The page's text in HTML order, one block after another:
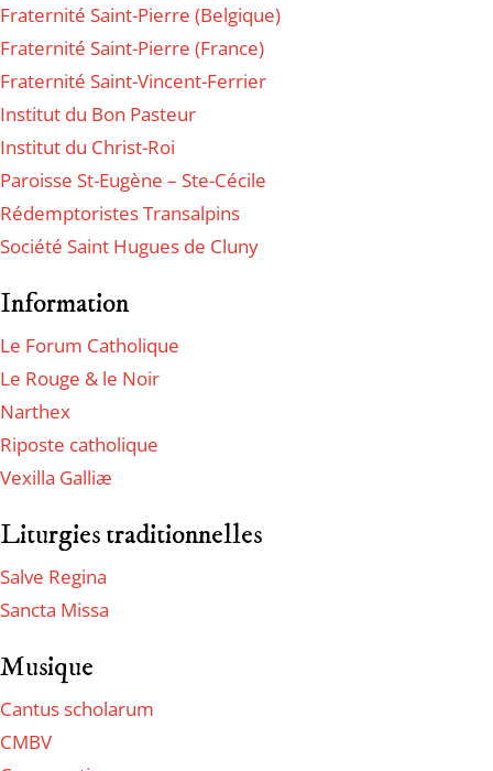
Fraternité Saint-Pierre (Belgique)
Fraternité Saint-Pierre (France)
Fraternité Saint-Vincent-Ferrier
Institut du Bon Pasteur
Institut du Christ-Roi
Paroisse St-Eugène – Ste-Cécile
Rédemptoristes Transalpins
Société Saint Hugues de Cluny
Information
Le Forum Catholique
Le Rouge & le Noir
Narthex
Riposte catholique
Vexilla Galliæ
Liturgies traditionnelles
Salve Regina
Sancta Missa
Musique
Cantus scholarum
CMBV